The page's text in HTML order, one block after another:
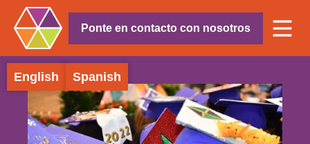
Ponte en contacto con nosotros
English Spanish